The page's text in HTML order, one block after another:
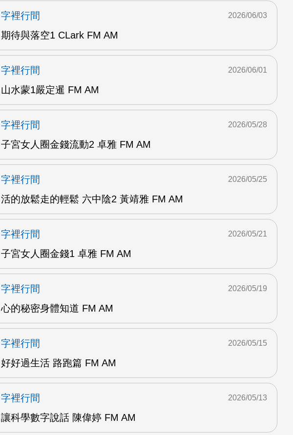
字裡行間
期待與落空1 CLark FM AM
2026/06/03
字裡行間
山水蒙1嚴定暹 FM AM
2026/06/01
字裡行間
子宮女人圈金錢流動2 卓雅 FM AM
2026/05/28
字裡行間
活的放鬆走的輕鬆 六中陰2 黃靖雅 FM AM
2026/05/25
字裡行間
子宮女人圈金錢1 卓雅 FM AM
2026/05/21
字裡行間
心的秘密身體知道 FM AM
2026/05/19
字裡行間
好好過生活 路跑篇 FM AM
2026/05/15
字裡行間
讓科學數字說話 陳偉婷 FM AM
2026/05/13